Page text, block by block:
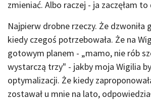
zmieniać. Albo raczej - ja zaczęłam
Najpierw drobne rzeczy. Że dzwoniła
kiedy czegoś potrzebowała. Że na
gotowym planem - „mamo, nie rób
wystarczą trzy" - jakby moja Wigilia
optymalizacji. Że kiedy
zostawał u mnie na lato,